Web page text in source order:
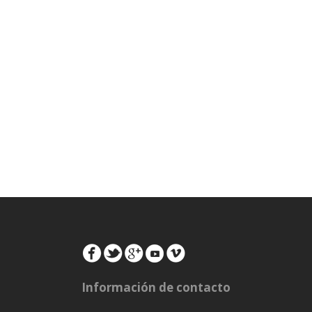
Información de contacto